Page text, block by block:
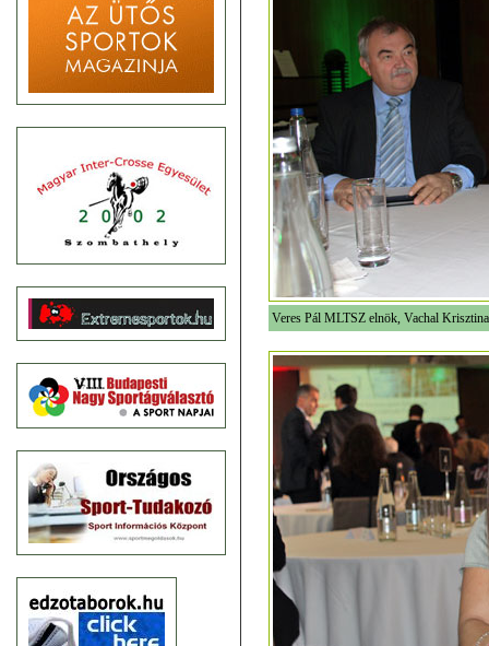
Veres Pál MLTSZ elnök, Vachal